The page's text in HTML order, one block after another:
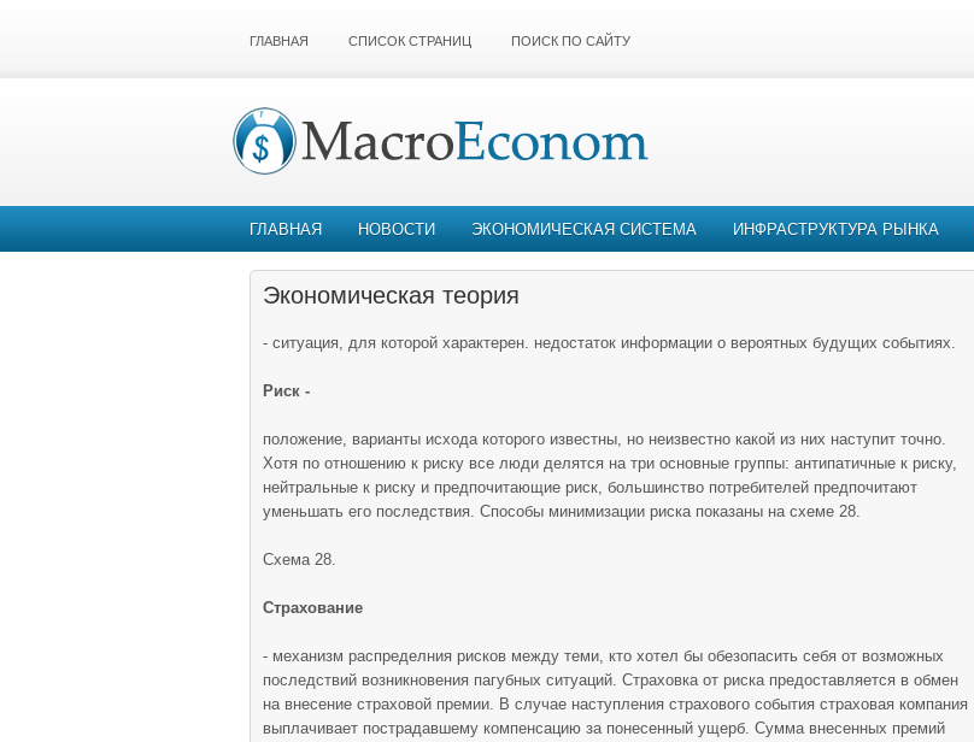
ГЛАВНАЯ СПИСОК СТРАНИЦ ПОИСК ПО САЙТУ
ГЛАВНАЯ НОВОСТИ ЭКОНОМИЧЕСКАЯ СИСТЕМА ИНФРАСТРУКТУРА РЫНКА
Экономическая теория
- ситуация, для которой характерен. недостаток информации о вероятных будущих событиях.
Риск -
положение, варианты исхода которого известны, но неизвестно какой из них наступит точно.
Хотя по отношению к риску все люди делятся на три основные группы: антипатичные к риску,
нейтральные к риску и предпочитающие риск, большинство потребителей предпочитают
уменьшать его последствия. Способы минимизации риска показаны на схеме 28.
Схема 28.
Страхование
- механизм распределния рисков между теми, кто хотел бы обезопасить себя от возможных
последствий возникновения пагубных ситуаций. Страховка от риска предоставляется в обмен
на внесение страховой премии. В случае наступления страхового события страховая компания
выплачивает пострадавшему компенсацию за понесенный ущерб. Сумма внесенных премий